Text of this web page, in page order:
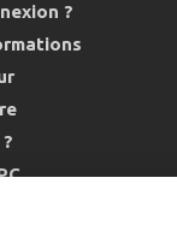
?
et cookies